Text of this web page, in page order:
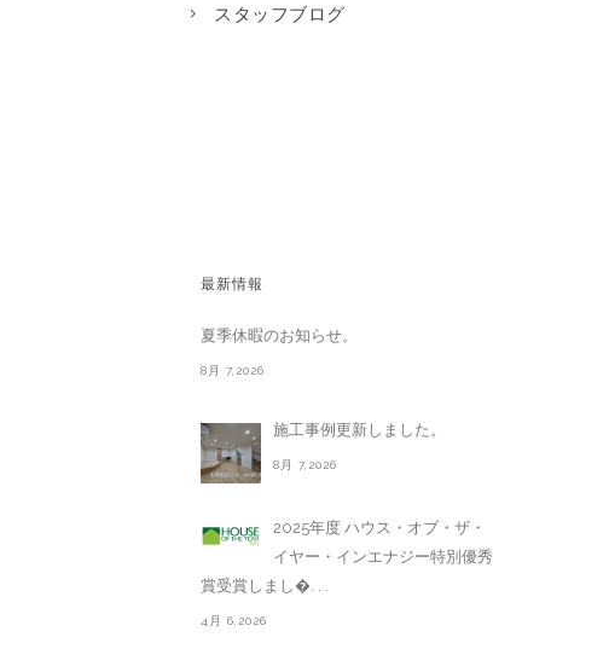
スタッフブログ
最新情報
夏季休暇のお知らせ。
8月 7,2026
施工事例更新しました。
8月 7,2026
2025年度 ハウス・オブ・ザ・
イヤー・インエナジー特別優秀
賞受賞しまし�. . .
4月 6,2026